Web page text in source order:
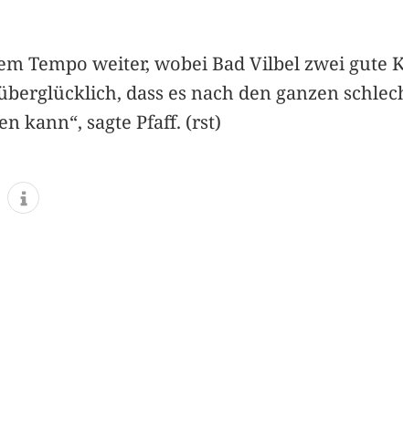
Tempo weiter, wobei Bad Vilbel zwei
dass es nach den ganzen
kann“, sagte Pfaff. (rst)